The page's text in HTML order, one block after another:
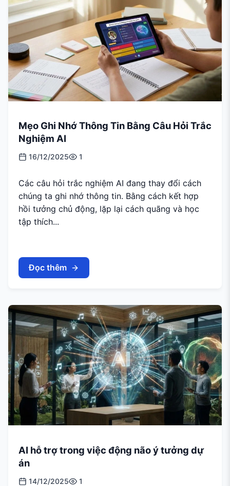
Mẹo Ghi Nhớ Thông Tin Bằng Câu Hỏi Trắc
Nghiệm AI
16/12/2025 1
Các câu hỏi trắc nghiệm AI đang thay đổi cách
chúng ta ghi nhớ thông tin. Bằng cách kết hợp
hồi tưởng chủ động, lặp lại cách quãng và học
tập thích...
Đọc thêm
AI hỗ trợ trong việc động não ý tưởng dự
án
14/12/2025 1